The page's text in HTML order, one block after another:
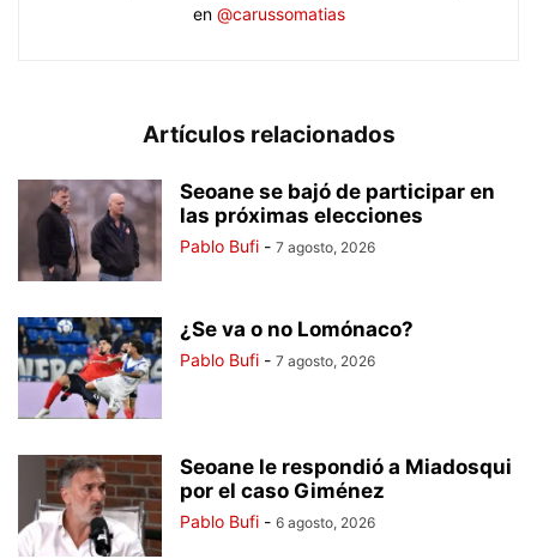
en @carussomatias
Artículos relacionados
Seoane se bajó de participar en
las próximas elecciones
Pablo Bufi - 7 agosto, 2026
¿Se va o no Lomónaco?
Pablo Bufi - 7 agosto, 2026
Seoane le respondió a Miadosqui
por el caso Giménez
Pablo Bufi - 6 agosto, 2026